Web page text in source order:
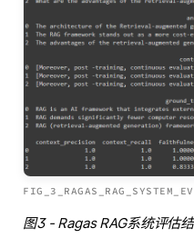
图3 - Ragas RAG系统评估